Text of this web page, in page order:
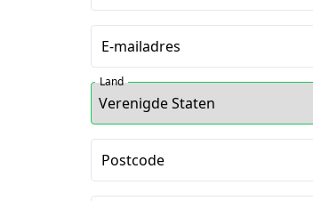
E-mailadres
Land
Postcode